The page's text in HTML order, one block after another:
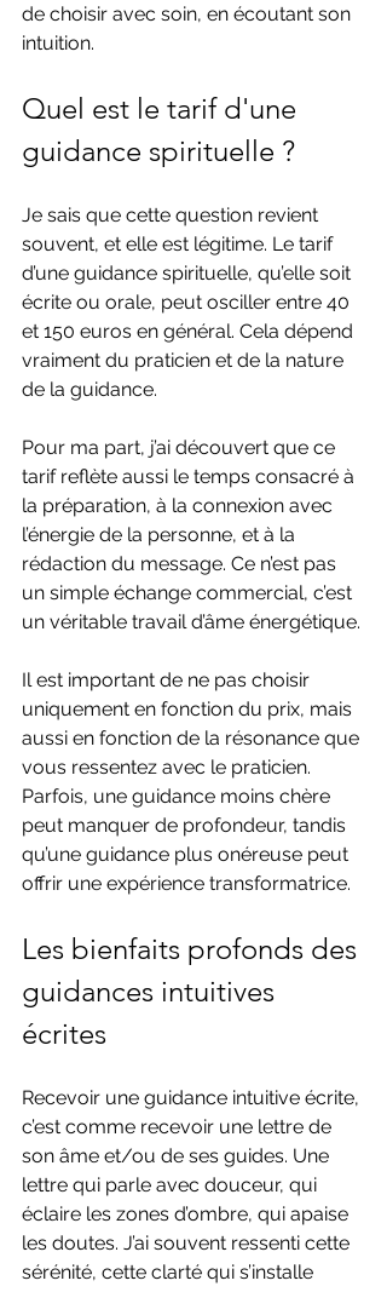
de choisir avec soin, en écoutant son
intuition.
Quel est le tarif d'une
guidance spirituelle ?
Je sais que cette question revient
souvent, et elle est légitime. Le tarif
d’une guidance spirituelle, qu’elle soit
écrite ou orale, peut osciller entre 40
et 150 euros en général. Cela dépend
vraiment du praticien et de la nature
de la guidance.
Pour ma part, j’ai découvert que ce
tarif reflète aussi le temps consacré à
la préparation, à la connexion avec
l’énergie de la personne, et à la
rédaction du message. Ce n’est pas
un simple échange commercial, c’est
un véritable travail d’âme énergétique.
Il est important de ne pas choisir
uniquement en fonction du prix, mais
aussi en fonction de la résonance que
vous ressentez avec le praticien.
Parfois, une guidance moins chère
peut manquer de profondeur, tandis
qu’une guidance plus onéreuse peut
offrir une expérience transformatrice.
Les bienfaits profonds des
guidances intuitives
écrites
Recevoir une guidance intuitive écrite,
c’est comme recevoir une lettre de
son âme et/ou de ses guides. Une
lettre qui parle avec douceur, qui
éclaire les zones d’ombre, qui apaise
les doutes. J’ai souvent ressenti cette
sérénité, cette clarté qui s’installe